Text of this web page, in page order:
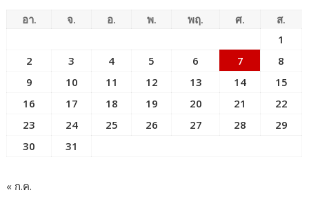
อา. จ. อ. พ. พฤ. ศ.
ส.
1
2
3 4 5 6 7
8
9
10 11 12 13 14
15
16
17 18 19 20 21
22
23
24 25 26 27 28
29
30
31
« ก.ค.